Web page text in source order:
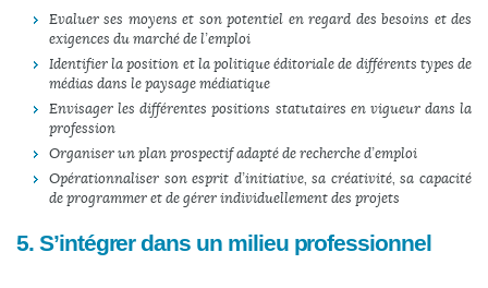
Evaluer ses moyens et son potentiel en regard des besoins et des
exigences du marché de l’emploi
Identifier la position et la politique éditoriale de différents types de
médias dans le paysage médiatique
Envisager les différentes positions statutaires en vigueur dans la
profession
Organiser un plan prospectif adapté de recherche d’emploi
Opérationnaliser son esprit d’initiative, sa créativité, sa capacité
de programmer et de gérer individuellement des projets
5. S’intégrer dans un milieu professionnel